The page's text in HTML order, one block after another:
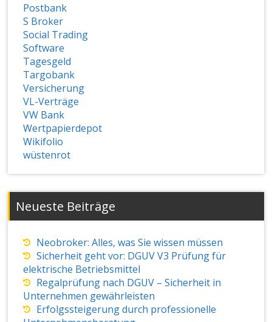
Postbank
S Broker
Social Trading
Software
Tagesgeld
Targobank
Versicherung
VL-Verträge
VW Bank
Wertpapierdepot
Wikifolio
wüstenrot
Neueste Beiträge
Neobroker: Alles, was Sie wissen müssen
Sicherheit geht vor: DGUV V3 Prüfung für
elektrische Betriebsmittel
Regalprüfung nach DGUV – Sicherheit in
Unternehmen gewährleisten
Erfolgssteigerung durch professionelle